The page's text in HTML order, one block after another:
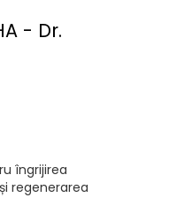
- Dr.
îngrijirea
regenerarea